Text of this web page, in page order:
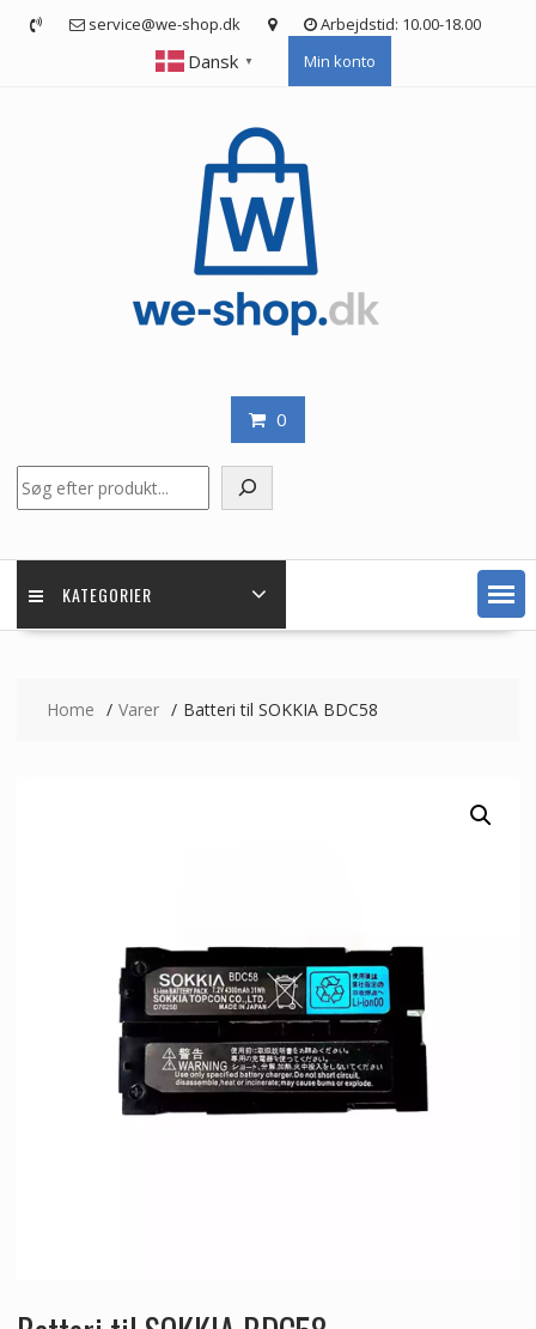
service@we-shop.dk Arbejdstid: 10.00-18.00
Dansk ▼ Min konto
0
KATEGORIER
Home Varer Batteri til SOKKIA BDC58